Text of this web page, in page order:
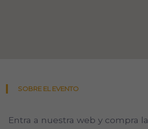
SOBRE EL EVENTO
Entra a nuestra web y compra